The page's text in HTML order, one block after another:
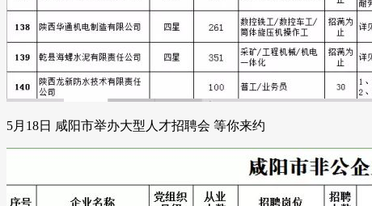
5月18日 咸阳市举办大型人才招聘会 等你来约